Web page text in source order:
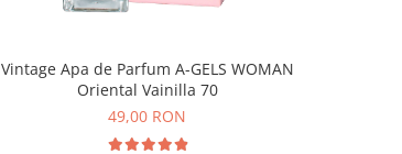
Vintage Apa de Parfum A-GELS WOMAN
Oriental Vainilla 70
49,00 RON